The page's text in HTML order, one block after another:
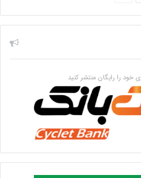
را رایگان منتشر کنید